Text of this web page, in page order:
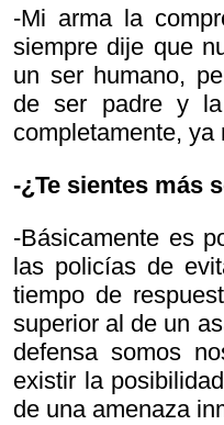
-Mi arma la
siempre dije que
un ser humano,
de ser padre y
completamente, ya
-¿Te sientes más
-Básicamente es
las policías de
tiempo de
superior al de un
defensa somos
existir la
de una amenaza